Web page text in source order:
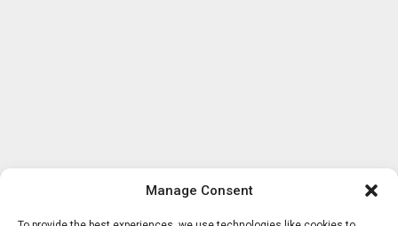
Manage Consent